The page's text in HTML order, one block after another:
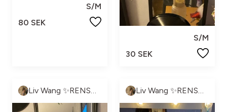
S/M
80 SEK
S/M
30 SEK
Liv Wang ✨RENSNING PÅGÅR✨ Liv Wang ✨RENSNING PÅGÅR✨